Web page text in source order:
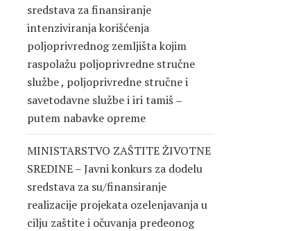
sredstava za finansiranje
intenziviranja korišćenja
poljoprivrednog zemljišta kojim
raspolažu poljoprivredne stručne
službe , poljoprivredne stručne i
savetodavne službe i iri tamiš ‒
putem nabavke opreme
MINISTARSTVO ZAŠTITE ŽIVOTNE
SREDINE – Javni konkurs za dodelu
sredstava za su/finansiranje
realizacije projekata ozelenjavanja u
cilju zaštite i očuvanja predeonog